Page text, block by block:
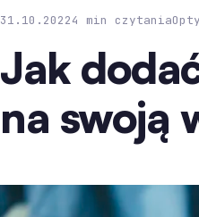
31.10.20224 min czytania
Jak
na swoją